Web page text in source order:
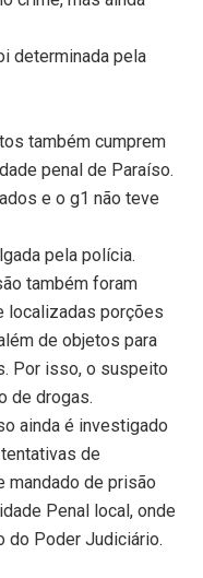
determinada pela
também cumprem
penal de Paraíso.
e o g1 não teve
pela polícia.
também foram
localizadas porções
de objetos para
Por isso, o suspeito
de drogas.
ainda é investigado
de
mandado de prisão
Penal local, onde
do Poder Judiciário.